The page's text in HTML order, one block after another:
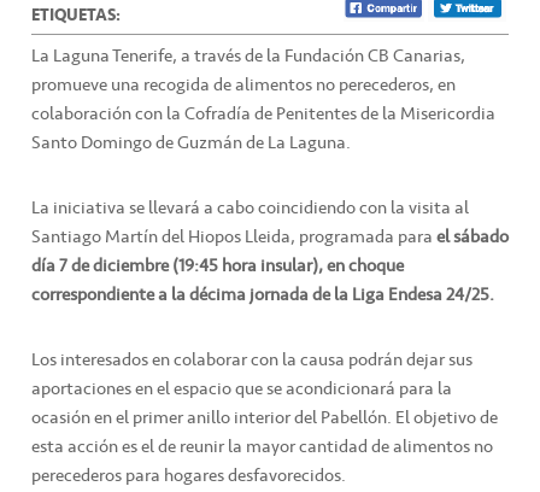
ETIQUETAS:
La Laguna Tenerife, a través de la Fundación CB Canarias,
promueve una recogida de alimentos no perecederos, en
colaboración con la Cofradía de Penitentes de la Misericordia
Santo Domingo de Guzmán de La Laguna.
La iniciativa se llevará a cabo coincidiendo con la visita al
Santiago Martín del Hiopos Lleida, programada parael sábado
día 7 de diciembre (19:45 hora insular), en choque
correspondiente a la décima jornada de la Liga Endesa 24/25.
Los interesados en colaborar con la causa podrán dejar sus
aportaciones en el espacio que se acondicionará para la
ocasión en el primer anillo interior del Pabellón. El objetivo de
esta acción es el de reunir la mayor cantidad de alimentos no
perecederos para hogares desfavorecidos.